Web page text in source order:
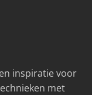
inspiratie voor
met